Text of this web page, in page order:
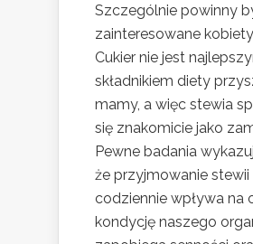
Szczególnie powinny
zainteresowane
Cukier nie jest
składnikiem diety
mamy, a więc stewia
się znakomicie jako
Pewne badania
że przyjmowanie stewii
codziennie wpływa na
kondycję naszego